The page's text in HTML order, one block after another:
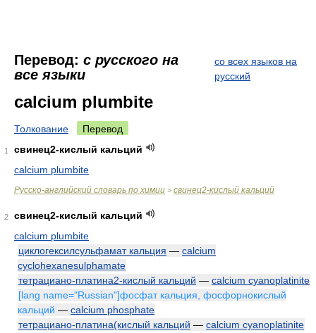
Перевод: с русского на
все языки
со всех языков на
русский
calcium plumbite
Толкование Перевод
1
свинец2-кислый кальций
calcium plumbite
Русско-английский словарь по химии > свинец2-кислый кальций
2
свинец2-кислый кальций
calcium plumbite
циклогексилсульфамат кальция — calcium
cyclohexanesulphamate
тетрациано-платина2-кислый кальций — calcium cyanoplatinite
[lang name="Russian"]фосфат кальция, фосфорнокислый
кальций — calcium phosphate
тетрациано-платина(кислый кальций — calcium cyanoplatinite